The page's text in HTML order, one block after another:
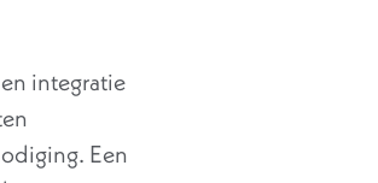
integratie
Een